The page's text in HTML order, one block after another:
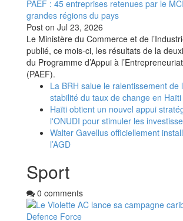
PAEF : 45 entreprises retenues par le
grandes régions du pays
Post on Jul 23, 2026
Le Ministère du Commerce et de
publié, ce mois-ci, les résultats de la
du Programme d’Appui à
(PAEF).
La BRH salue le ralentissement de
stabilité du taux de change en Haïti
Haïti obtient un nouvel appui
l'ONUDI pour stimuler les
Walter Gavellus officiellement
l’AGD
Sport
0 comments